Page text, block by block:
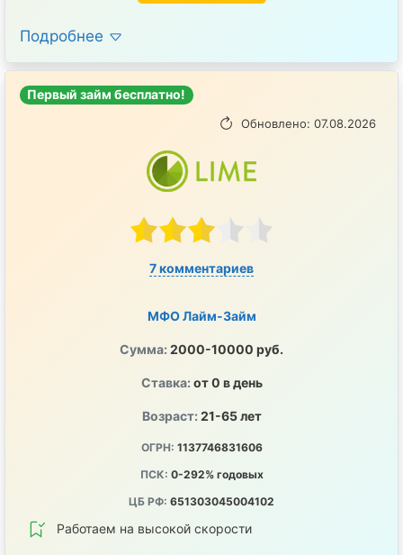
Подробнее
Первый займ бесплатно!
Обновлено: 07.08.2026
7 комментариев
МФО Лайм-Займ
Сумма: 2000-10000 руб.
Ставка: от 0 в день
Возраст: 21-65 лет
ОГРН: 1137746831606
ПСК: 0-292% годовых
ЦБ РФ: 651303045004102
Работаем на высокой скорости